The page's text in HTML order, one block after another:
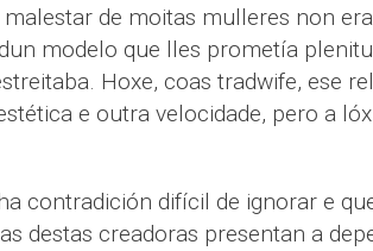
de moitas mulleres non
modelo que lles prometía
Hoxe, coas tradwife, ese
e outra velocidade, pero a
contradición difícil de ignorar e
destas creadoras presentan a